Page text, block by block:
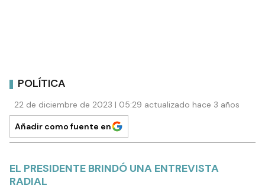
POLÍTICA
22 de diciembre de 2023 | 05:29 actualizado hace 3 años
Añadir como fuente en
EL PRESIDENTE BRINDÓ UNA ENTREVISTA
RADIAL